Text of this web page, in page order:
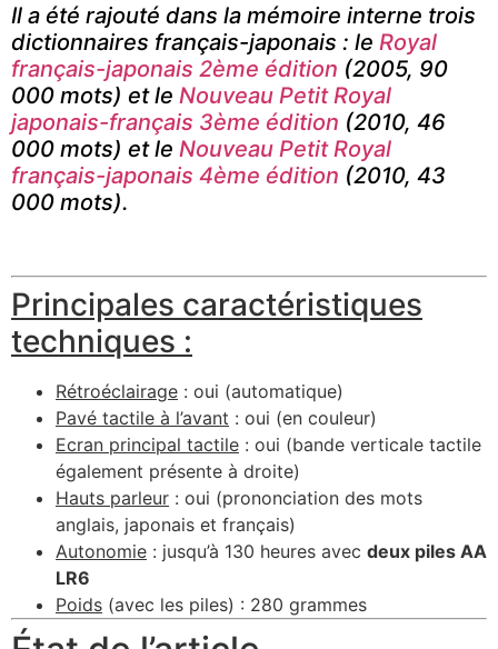
Il a été rajouté dans la mémoire interne trois
dictionnaires français-japonais : le Royal
français-japonais 2ème édition (2005, 90
000 mots) et le Nouveau Petit Royal
japonais-français 3ème édition (2010, 46
000 mots) et le Nouveau Petit Royal
français-japonais 4ème édition (2010, 43
000 mots).
Principales caractéristiques
techniques :
Rétroéclairage : oui (automatique)
Pavé tactile à l’avant : oui (en couleur)
Ecran principal tactile : oui (bande verticale tactile
également présente à droite)
Hauts parleur : oui (prononciation des mots
anglais, japonais et français)
Autonomie : jusqu’à 130 heures avec deux piles AA
LR6
Poids (avec les piles) : 280 grammes